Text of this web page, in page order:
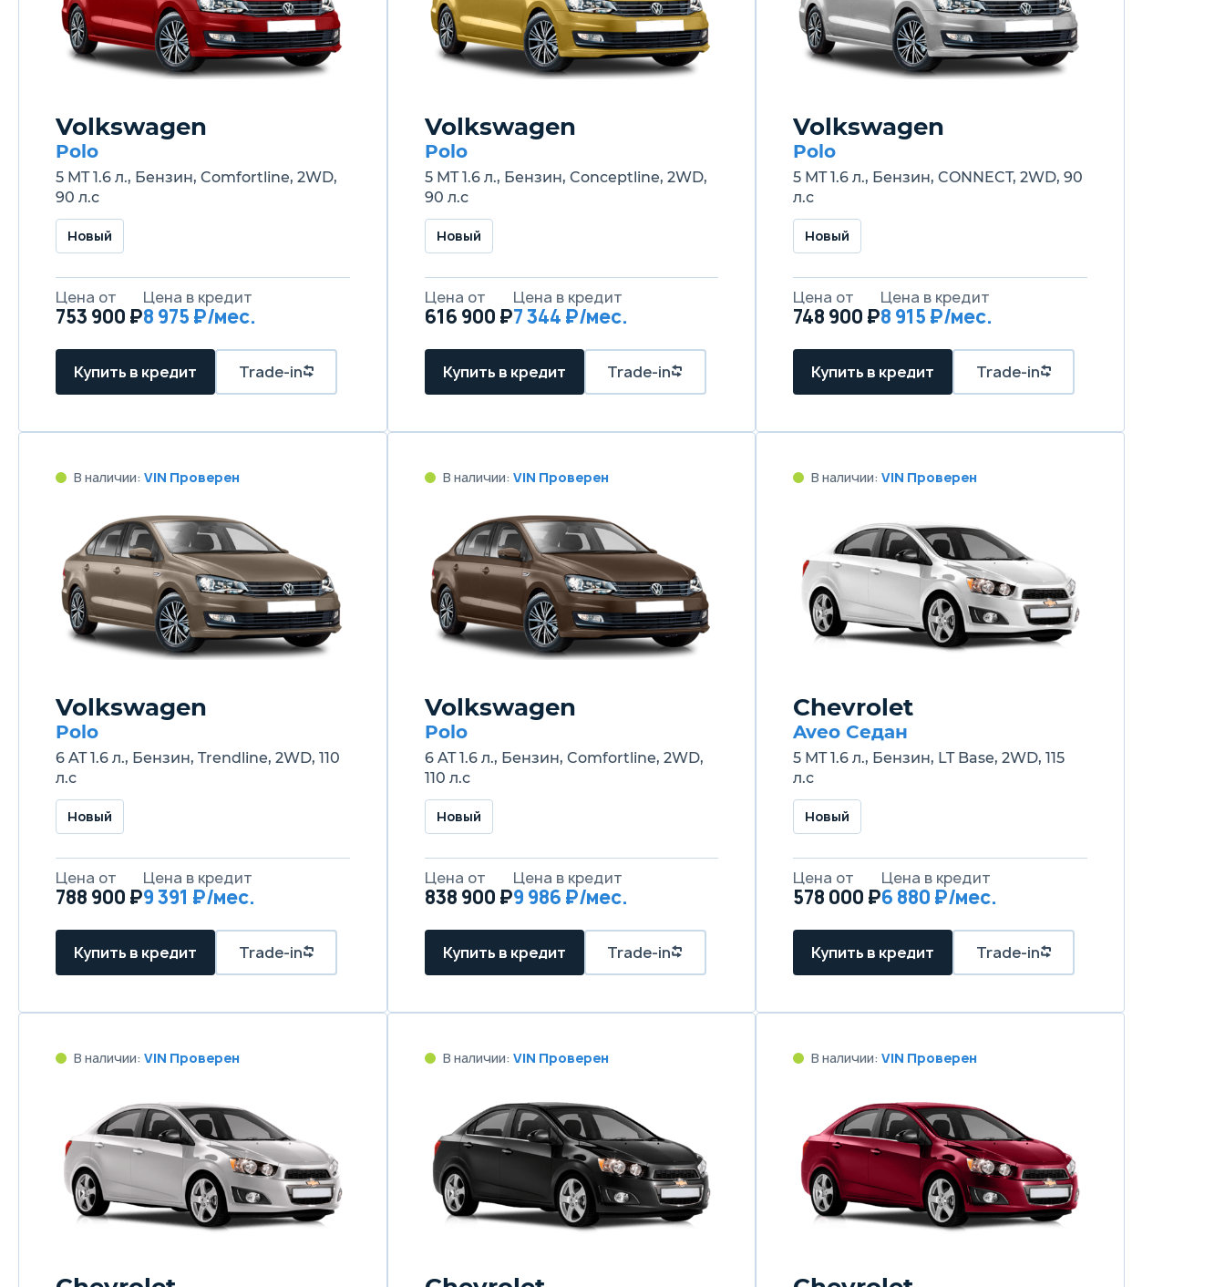
Volkswagen
Polo
5 MT 1.6 л., Бензин, Comfortline, 2WD,
90 л.с
Новый
Цена от
753 900 ₽
Цена в кредит
8 975 ₽/мес.
Купить в кредит Trade-in
Volkswagen
Polo
5 MT 1.6 л., Бензин, Conceptline, 2WD,
90 л.с
Новый
Цена от
616 900 ₽
Цена в кредит
7 344 ₽/мес.
Купить в кредит Trade-in
Volkswagen
Polo
5 MT 1.6 л., Бензин, CONNECT, 2WD, 90
л.с
Новый
Цена от
748 900 ₽
Цена в кредит
8 915 ₽/мес.
Купить в кредит Trade-in
В наличии: VIN Проверен
Volkswagen
Polo
6 AT 1.6 л., Бензин, Trendline, 2WD, 110
л.с
Новый
Цена от
788 900 ₽
Цена в кредит
9 391 ₽/мес.
Купить в кредит Trade-in
В наличии: VIN Проверен
Volkswagen
Polo
6 AT 1.6 л., Бензин, Comfortline, 2WD,
110 л.с
Новый
Цена от
838 900 ₽
Цена в кредит
9 986 ₽/мес.
Купить в кредит Trade-in
В наличии: VIN Проверен
Chevrolet
Aveo Седан
5 MT 1.6 л., Бензин, LT Base, 2WD, 115
л.с
Новый
Цена от
578 000 ₽
Цена в кредит
6 880 ₽/мес.
Купить в кредит Trade-in
В наличии: VIN Проверен В наличии: VIN Проверен В наличии: VIN Проверен